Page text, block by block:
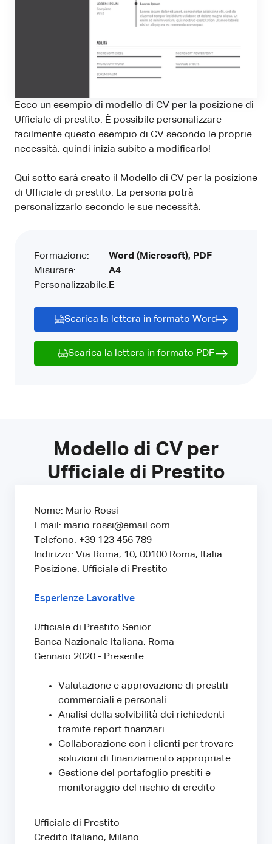
Ecco un esempio di modello di CV per la posizione di
Ufficiale di prestito. È possibile personalizzare
facilmente questo esempio di CV secondo le proprie
necessità, quindi inizia subito a modificarlo!
Qui sotto sarà creato il Modello di CV per la posizione
di Ufficiale di prestito. La persona potrà
personalizzarlo secondo le sue necessità.
Formazione:
Misurare:
Personalizzabile:
Word (Microsoft), PDF
A4
E
Scarica la lettera in formato Word
Scarica la lettera in formato PDF
Modello di CV per
Ufficiale di Prestito
Nome: Mario Rossi
Email: mario.rossi@email.com
Telefono: +39 123 456 789
Indirizzo: Via Roma, 10, 00100 Roma, Italia
Posizione: Ufficiale di Prestito
Esperienze Lavorative
Ufficiale di Prestito Senior
Banca Nazionale Italiana, Roma
Gennaio 2020 - Presente
Valutazione e approvazione di prestiti
commerciali e personali
Analisi della solvibilità dei richiedenti
tramite report finanziari
Collaborazione con i clienti per trovare
soluzioni di finanziamento appropriate
Gestione del portafoglio prestiti e
monitoraggio del rischio di credito
Ufficiale di Prestito
Credito Italiano, Milano